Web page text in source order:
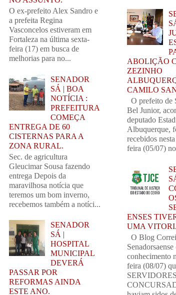
O ex-prefeito Alex Sandro e
a prefeita Regina
Vasconcelos estiveram em
Fortaleza na última sexta-
feira (17) em busca de
melhorias para no...
SENADOR
SÁ | BOA
NOTÍCIA :
PREFEITURA
COMEÇA
ENTREGA DE 60
CISTERNAS PARA A
ZONA RURAL.
Sec. de agricultura
Gleucimar Sousa fazendo
entrega Depois da
maravilhosa notícia que
teremos um bom inverno,
recebemos também a notíci...
SENADOR
SÁ |
HOSPITAL
MUNICIPAL
DEVERÁ
PASSAR POR
REFORMAS AINDA
ESTE ANO.
ABOLIÇÃO
ZEZINHO
CAMILO
O prefeito de
Bel Junior,
deputado
Albuquerque,
recebidos
feira (05/07)
ENSES
UMA
O Blog
conhecimento
feira (08/07)